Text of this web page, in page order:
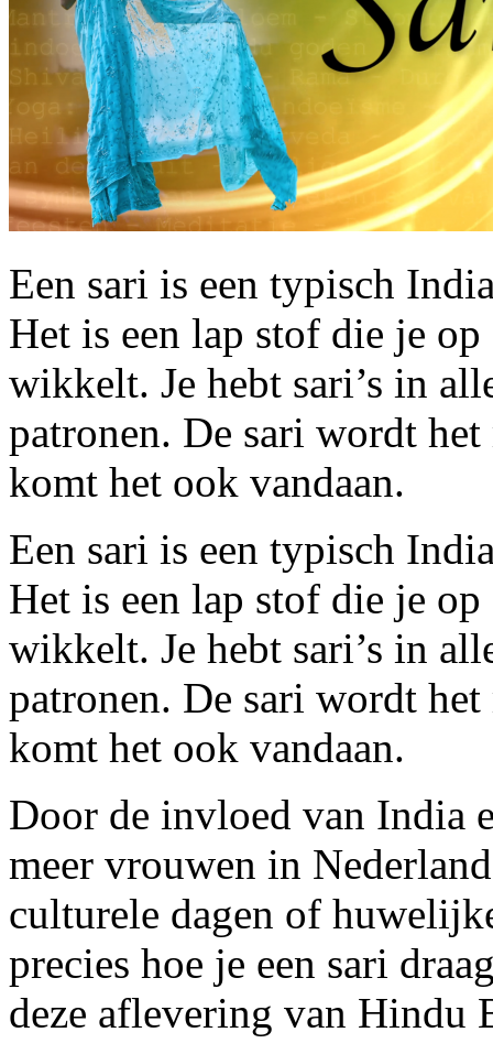
Een sari is een typisch
Het is een lap stof die je
wikkelt. Je hebt sari’s in
patronen. De sari wordt
komt het ook vandaan.
Een sari is een typisch
Het is een lap stof die je
wikkelt. Je hebt sari’s in
patronen. De sari wordt
komt het ook vandaan.
Door de invloed van India
meer vrouwen in
culturele dagen of
precies hoe je een sari
deze aflevering van Hindu